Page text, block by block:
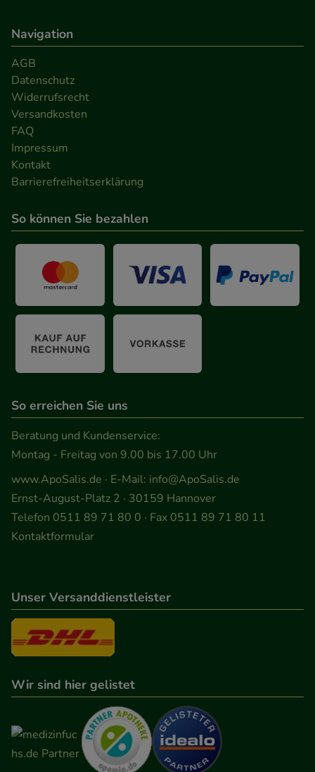
Navigation
AGB
Datenschutz
Widerrufsrecht
Versandkosten
FAQ
Impressum
Kontakt
Barrierefreiheitserklärung
So können Sie bezahlen
So erreichen Sie uns
Beratung und Kundenservice:
Montag - Freitag von 9.00 bis 17.00 Uhr
www.ApoSalis.de · E-Mail: info@ApoSalis.de
Ernst-August-Platz 2 · 30159 Hannover
Telefon 0511 89 71 80 0 · Fax 0511 89 71 80 11
Kontaktformular
Unser Versanddienstleister
Wir sind hier gelistet